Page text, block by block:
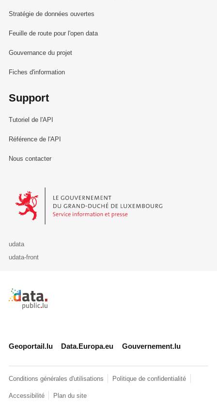
Stratégie de données ouvertes
Feuille de route pour l'open data
Gouvernance du projet
Fiches d'information
Support
Tutoriel de l'API
Référence de l'API
Nous contacter
Le Gouvernement du Grand-Duché de Luxembourg - Service
udata
udata-front
Retour à l'accueil de data.public.lu
Geoportail.lu Data.Europa.eu Gouvernement.lu
Conditions générales d'utilisations Politique de confidentialité
Accessibilité Plan du site